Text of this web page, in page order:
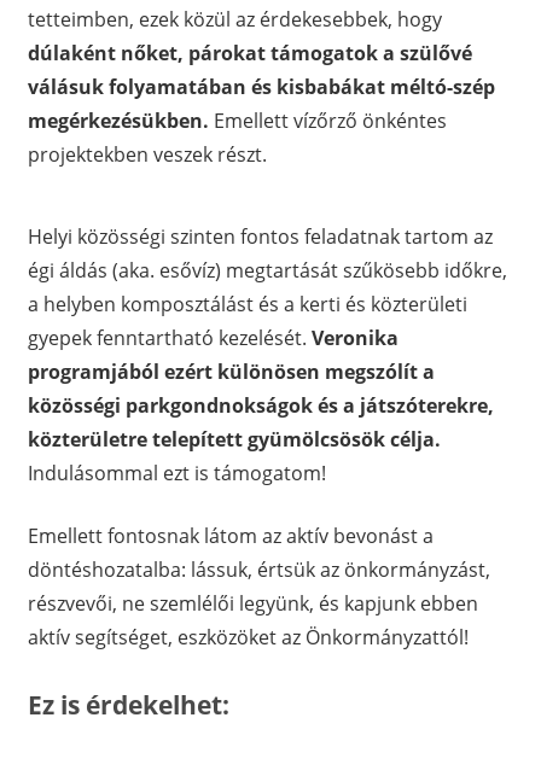
tetteimben, ezek közül az érdekesebbek, hogy
dúlaként nőket, párokat támogatok a szülővé
válásuk folyamatában és kisbabákat méltó-szép
megérkezésükben. Emellett vízőrző önkéntes
projektekben veszek részt.
Helyi közösségi szinten fontos feladatnak tartom az
égi áldás (aka. esővíz) megtartását szűkösebb időkre,
a helyben komposztálást és a kerti és közterületi
gyepek fenntartható kezelését. Veronika
programjából ezért különösen megszólít a
közösségi parkgondnokságok és a játszóterekre,
közterületre telepített gyümölcsösök célja.
Indulásommal ezt is támogatom!
Emellett fontosnak látom az aktív bevonást a
döntéshozatalba: lássuk, értsük az önkormányzást,
részvevői, ne szemlélői legyünk, és kapjunk ebben
aktív segítséget, eszközöket az Önkormányzattól!
Ez is érdekelhet: